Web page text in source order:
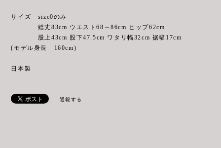
サイズ size0のみ
総丈83cm ウエスト68～86cm ヒップ62cm
股上43cm 股下47.5cm ワタリ幅32cm 裾幅17cm
(モデル身長 160cm)
日本製
通報する